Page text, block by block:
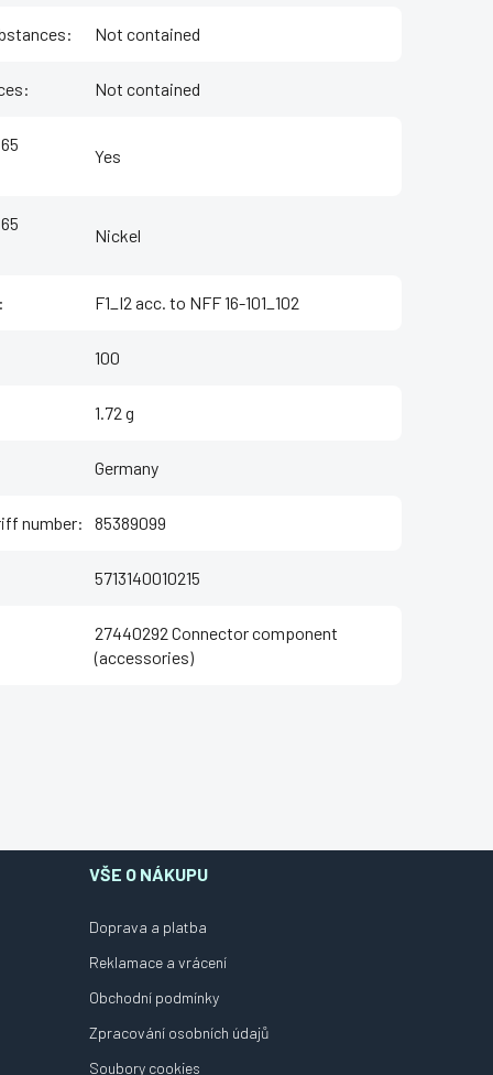
: Not contained
: Not contained
Yes
Nickel
: F1_I2 acc. to NFF 16-101_102
100
1.72 g
Germany
number: 85389099
5713140010215
27440292 Connector component
(accessories)
VŠE O NÁKUPU
Doprava a platba
Reklamace a vrácení
Obchodní podmínky
Zpracování osobních údajů
Soubory cookies